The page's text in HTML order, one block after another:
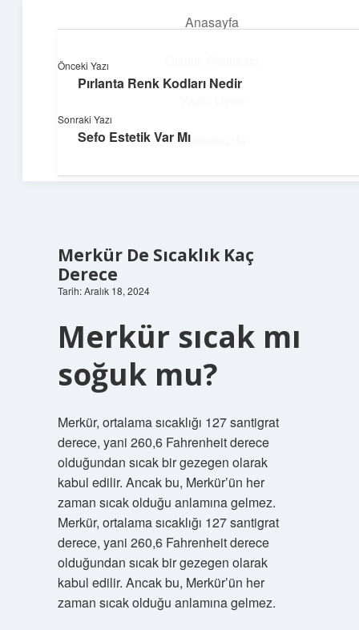
Anasayfa
Hakkımızda
Merkür De Sıcaklık Kaç
Derece
Tarih: Aralık 18, 2024
Merkür sıcak mı
soğuk mu?
Merkür, ortalama sıcaklığı 127 santigrat
derece, yani 260,6 Fahrenheit derece
olduğundan sıcak bir gezegen olarak
kabul edilir. Ancak bu, Merkür’ün her
zaman sıcak olduğu anlamına gelmez.
Merkür, ortalama sıcaklığı 127 santigrat
derece, yani 260,6 Fahrenheit derece
olduğundan sıcak bir gezegen olarak
kabul edilir. Ancak bu, Merkür’ün her
zaman sıcak olduğu anlamına gelmez.
Önceki Yazı
Pırlanta Renk Kodları Nedir
Sonraki Yazı
Sefo Estetik Var Mı